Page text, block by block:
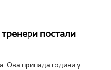
постали
Ова припада години у